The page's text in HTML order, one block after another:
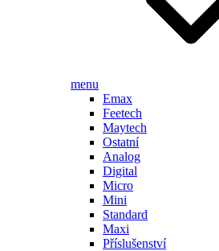
menu
Emax
Feetech
Maytech
Ostatní
Analog
Digital
Micro
Mini
Standard
Maxi
Příslušenství